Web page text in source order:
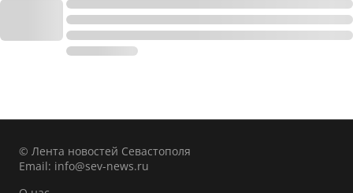
© Лента новостей Севастополя
Email: info@sev-news.ru